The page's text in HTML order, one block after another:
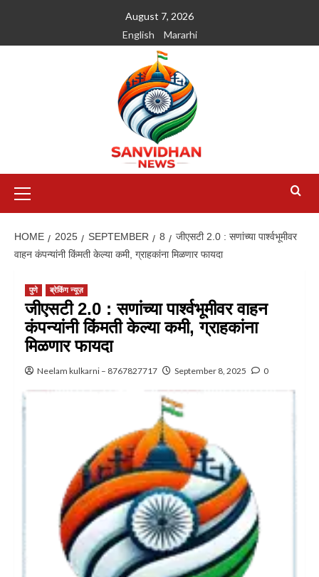
August 7, 2026
English
Mararhi
HOME 2025 SEPTEMBER 8
जीएसटी 2.0 : सणांच्या पार्श्वभूमीवर
वाहन कंपन्यांनी किंमती केल्या कमी, ग्राहकांना मिळणार फायदा
पुणे ब्रेकिंग न्यूज़
जीएसटी 2.0 : सणांच्या पार्श्वभूमीवर वाहन
कंपन्यांनी किंमती केल्या कमी, ग्राहकांना
मिळणार फायदा
Neelam kulkarni – 8767827717 September 8, 2025 0